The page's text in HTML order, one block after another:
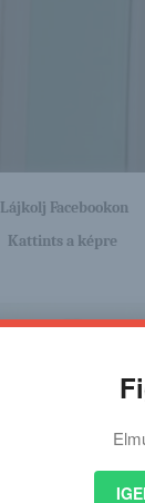
Lájkolj Facebookon
Kattints a képre